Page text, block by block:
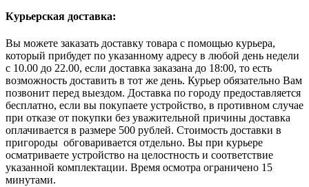
Курьерская доставка:
Вы можете заказать доставку товара с помощью курьера,
который прибудет по указанному адресу в любой день недели
с 10.00 до 22.00, если доставка заказана до 18:00, то есть
возможность доставить в тот же день. Курьер обязательно Вам
позвонит перед выездом. Доставка по городу предоставляется
бесплатно, если вы покупаете устройство, в противном случае
при отказе от покупки без уважительной причины доставка
оплачивается в размере 500 рублей. Стоимость доставки в
пригороды обговаривается отдельно. Вы при курьере
осматриваете устройство на целостность и соответствие
указанной комплектации. Время осмотра ограничено 15
минутами.